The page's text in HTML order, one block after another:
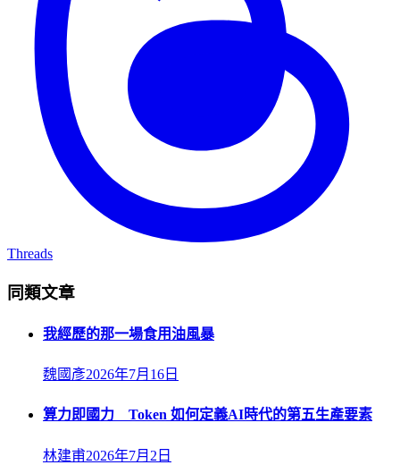
Threads
同類文章
我經歷的那一場食用油風暴
魏國彥2026年7月16日
算力即國力 Token 如何定義AI時代的第五生產要素
林建甫2026年7月2日